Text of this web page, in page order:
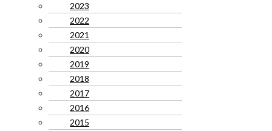
2023
2022
2021
2020
2019
2018
2017
2016
2015